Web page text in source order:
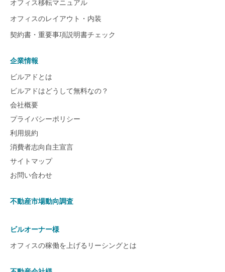
オフィス移転マニュアル
オフィスのレイアウト・内装
契約書・重要事項説明書チェック
企業情報
ビルアドとは
ビルアドはどうして無料なの？
会社概要
プライバシーポリシー
利用規約
消費者志向自主宣言
サイトマップ
お問い合わせ
不動産市場動向調査
ビルオーナー様
オフィスの稼働を上げるリーシングとは